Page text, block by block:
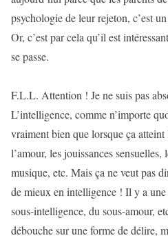
psychologie de leur rejeton, c’est
Or, c’est par cela qu’il est
se passe.
F.L.L. Attention ! Je ne suis pas
L’intelligence, comme n’importe
vraiment bien que lorsque ça
l’amour, les jouissances
musique, etc. Mais ça ne veut pas
de mieux en intelligence ! Il y a
sous-intelligence, du sous-amour,
débouche sur une forme de délire,